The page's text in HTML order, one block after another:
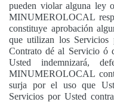
pueden violar alguna ley
MINUMEROLOCAL
constituye aprobación
que utilizan los Servicios
Contrato dé al Servicio ó
Usted indemnizará,
MINUMEROLOCAL
surja por el uso que
Servicios por Usted